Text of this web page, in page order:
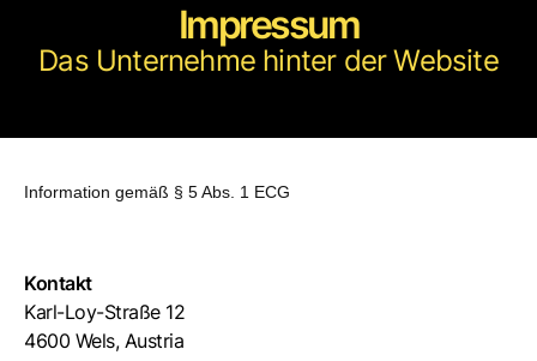
Impressum
Das Unternehme hinter der Website
Information gemäß § 5 Abs. 1 ECG
Kontakt
Karl-Loy-Straße 12
4600 Wels, Austria